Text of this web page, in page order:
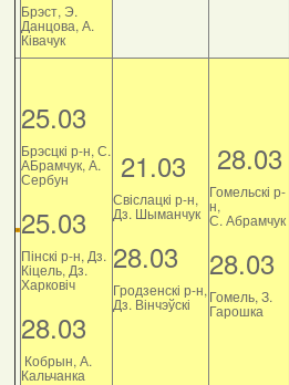
Брэст, Э.
Данцова, А.
Ківачук
25.03
Брэсцкі р-н, С.
АБрамчук, А.
Сербун
25.03
Пінскі р-н, Дз.
Кіцель, Дз.
Харковіч
28.03
Кобрын, А.
Кальчанка
21.03
Свіслацкі р-н,
Дз. Шыманчук
28.03
Гродзенскі р-н,
Дз. Вінчэўскі
28.03
Гомельскі р-
н,
С. Абрамчук
28.03
Гомель, З.
Гарошка